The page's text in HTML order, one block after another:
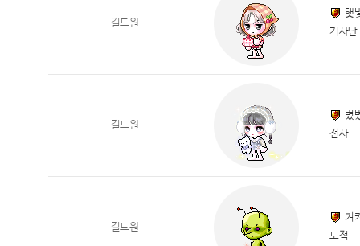
길드원
햇
기사단
길드원
볐
전사
길드원
겨
도적